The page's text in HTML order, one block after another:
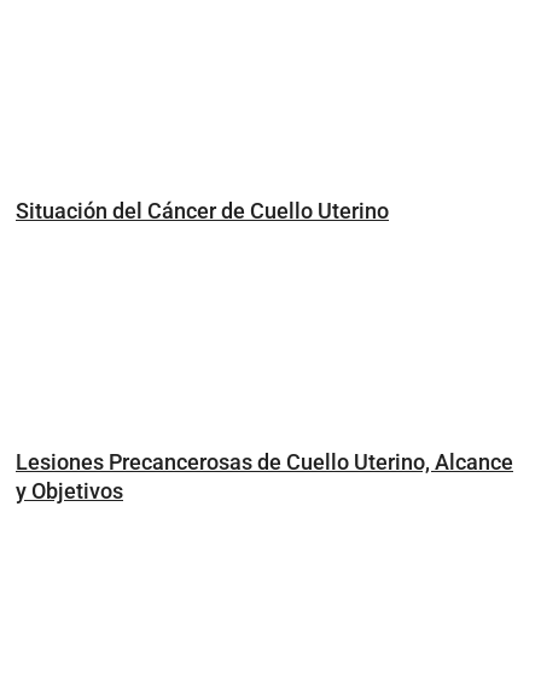
Situación del Cáncer de Cuello Uterino
Lesiones Precancerosas de Cuello Uterino, Alcance
y Objetivos